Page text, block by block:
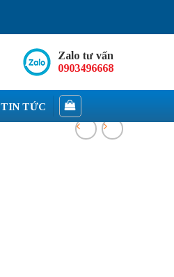
Zalo tư vấn
0903496668
TIN TỨC